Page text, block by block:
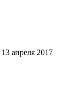
13 апреля 2017